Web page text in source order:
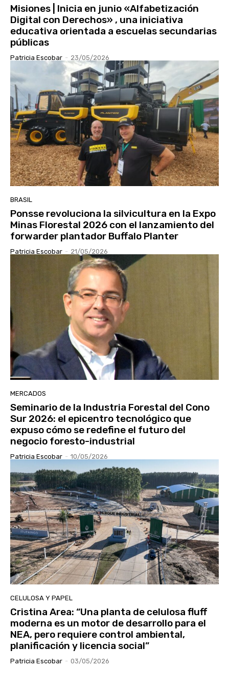
Misiones | Inicia en junio «Alfabetización
Digital con Derechos» , una iniciativa
educativa orientada a escuelas secundarias
públicas
Patricia Escobar - 23/05/2026
BRASIL
Ponsse revoluciona la silvicultura en la Expo
Minas Florestal 2026 con el lanzamiento del
forwarder plantador Buffalo Planter
Patricia Escobar - 21/05/2026
MERCADOS
Seminario de la Industria Forestal del Cono
Sur 2026: el epicentro tecnológico que
expuso cómo se redefine el futuro del
negocio foresto-industrial
Patricia Escobar - 10/05/2026
CELULOSA Y PAPEL
Cristina Area: “Una planta de celulosa fluff
moderna es un motor de desarrollo para el
NEA, pero requiere control ambiental,
planificación y licencia social”
Patricia Escobar - 03/05/2026